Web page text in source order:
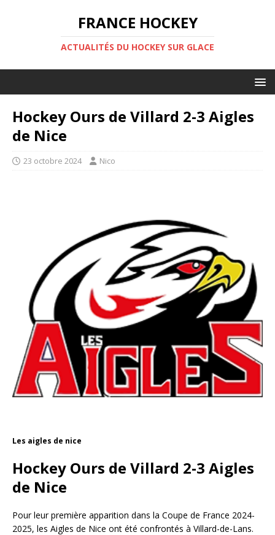
FRANCE HOCKEY
ACTUALITÉS DU HOCKEY SUR GLACE
Hockey Ours de Villard 2-3 Aigles
de Nice
23 octobre 2024 Nico
Les aigles de nice
Hockey Ours de Villard 2-3 Aigles
de Nice
Pour leur première apparition dans la Coupe de France 2024-
2025, les Aigles de Nice ont été confrontés à Villard-de-Lans.